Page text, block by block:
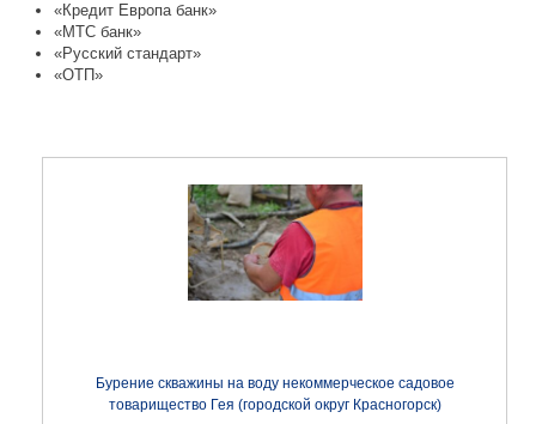
«Кредит Европа банк»
«МТС банк»
«Русский стандарт»
«ОТП»
Бурение скважины на воду некоммерческое садовое
товарищество Гея (городской округ Красногорск)